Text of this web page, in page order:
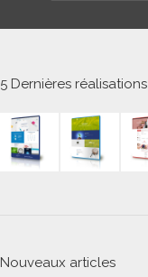
5 Dernières réalisations
Nouveaux articles